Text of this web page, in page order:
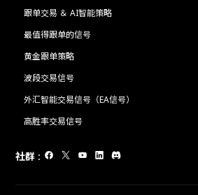
跟单交易 ＆ AI智能策略
最值得跟单的信号
黄金跟单策略
波段交易信号
外汇智能交易信号（EA信号）
高胜率交易信号
社群 :